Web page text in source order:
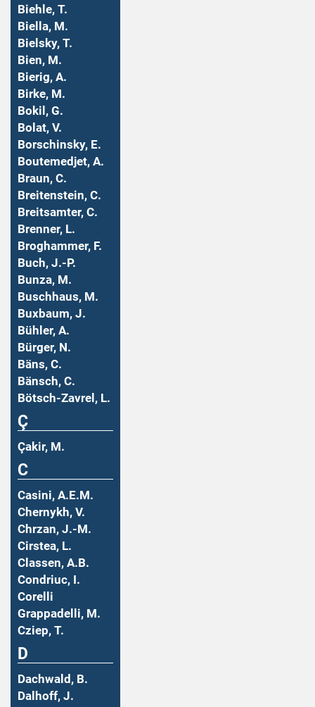
Biehle, T.
Biella, M.
Bielsky, T.
Bien, M.
Bierig, A.
Birke, M.
Bokil, G.
Bolat, V.
Borschinsky, E.
Boutemedjet, A.
Braun, C.
Breitenstein, C.
Breitsamter, C.
Brenner, L.
Broghammer, F.
Buch, J.-P.
Bunza, M.
Buschhaus, M.
Buxbaum, J.
Bühler, A.
Bürger, N.
Bäns, C.
Bänsch, C.
Bötsch-Zavrel, L.
Ç
Çakir, M.
C
Casini, A.E.M.
Chernykh, V.
Chrzan, J.-M.
Cirstea, L.
Classen, A.B.
Condriuc, I.
Corelli
Grappadelli, M.
Cziep, T.
D
Dachwald, B.
Dalhoff, J.